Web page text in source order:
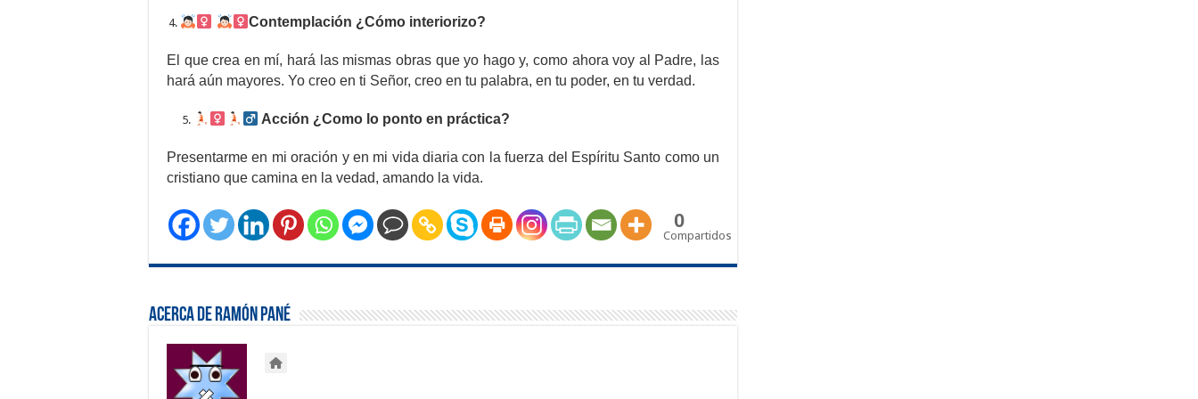
Contemplación ¿Cómo interiorizo?
El que crea en mí, hará las mismas obras que yo hago y, como ahora voy al Padre, las
hará aún mayores. Yo creo en ti Señor, creo en tu palabra, en tu poder, en tu verdad.
Acción ¿Como lo ponto en práctica?
Presentarme en mi oración y en mi vida diaria con la fuerza del Espíritu Santo como un
cristiano que camina en la vedad, amando la vida.
0
Compartidos
Acerca de Ramón Pané